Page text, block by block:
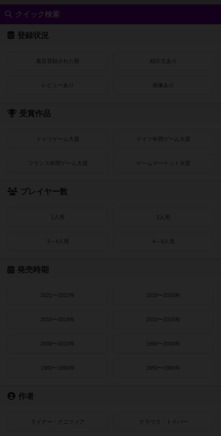
クイック検索
登録状況
最近登録された順 紹介文あり
レビューあり 画像あり
受賞作品
ドイツゲーム大賞 ドイツ年間ゲーム大賞
フランス年間ゲーム大賞 ゲームマーケット大賞
プレイヤー数
1人用 2人用
3～4人用 4～8人用
発売時期
2021〜2022年 2019〜2020年
2016〜2018年 2010〜2015年
2000〜2010年 1990〜2000年
1980〜1990年 1950〜1980年
作者
ライナー・クニツィア クラウス・トイバー